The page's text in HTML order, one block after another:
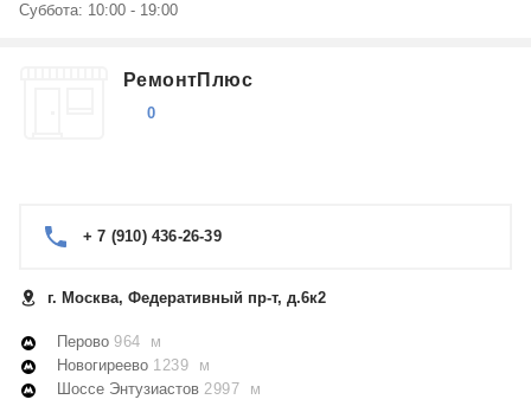
Суббота: 10:00 - 19:00
РемонтПлюс
0
+ 7 (910) 436-26-39
г. Москва, Федеративный пр-т, д.6к2
Перово 964 м
Новогиреево 1239 м
Шоссе Энтузиастов 2997 м